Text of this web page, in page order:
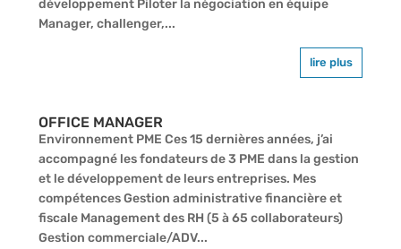
développement Piloter la négociation en équipe
Manager, challenger,...
lire plus
OFFICE MANAGER
Environnement PME Ces 15 dernières années, j’ai
accompagné les fondateurs de 3 PME dans la gestion
et le développement de leurs entreprises. Mes
compétences Gestion administrative financière et
fiscale Management des RH (5 à 65 collaborateurs)
Gestion commerciale/ADV...